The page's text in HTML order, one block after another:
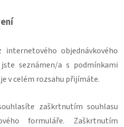
internetového objednávkového
seznámen/a s podmínkami
v celém rozsahu přijímáte.
zaškrtnutím souhlasu
formuláře. Zaškrtnutím